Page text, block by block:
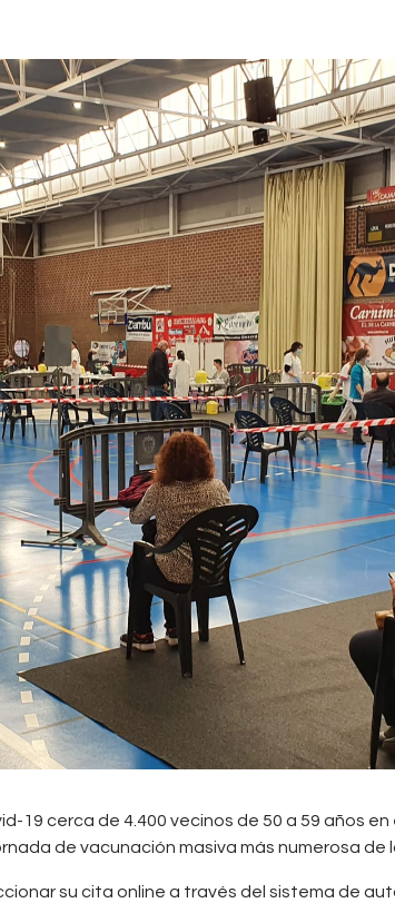
19 cerca de 4.400 vecinos de 50 a 59 años
de vacunación masiva más numerosa
su cita online a través del sistema de